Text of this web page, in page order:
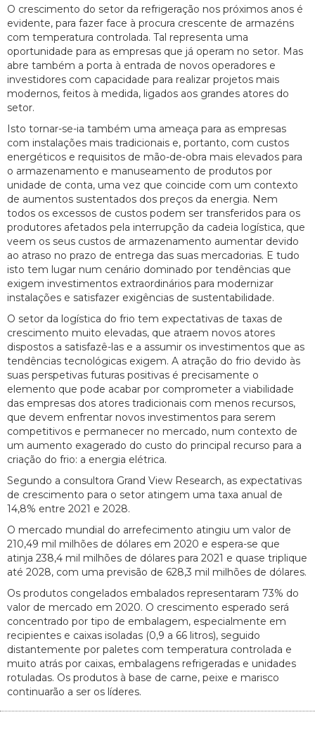
O crescimento do setor da refrigeração nos próximos anos é
evidente, para fazer face à procura crescente de armazéns
com temperatura controlada. Tal representa uma
oportunidade para as empresas que já operam no setor. Mas
abre também a porta à entrada de novos operadores e
investidores com capacidade para realizar projetos mais
modernos, feitos à medida, ligados aos grandes atores do
setor.
Isto tornar-se-ia também uma ameaça para as empresas
com instalações mais tradicionais e, portanto, com custos
energéticos e requisitos de mão-de-obra mais elevados para
o armazenamento e manuseamento de produtos por
unidade de conta, uma vez que coincide com um contexto
de aumentos sustentados dos preços da energia. Nem
todos os excessos de custos podem ser transferidos para os
produtores afetados pela interrupção da cadeia logística, que
veem os seus custos de armazenamento aumentar devido
ao atraso no prazo de entrega das suas mercadorias. E tudo
isto tem lugar num cenário dominado por tendências que
exigem investimentos extraordinários para modernizar
instalações e satisfazer exigências de sustentabilidade.
O setor da logística do frio tem expectativas de taxas de
crescimento muito elevadas, que atraem novos atores
dispostos a satisfazê-las e a assumir os investimentos que as
tendências tecnológicas exigem. A atração do frio devido às
suas perspetivas futuras positivas é precisamente o
elemento que pode acabar por comprometer a viabilidade
das empresas dos atores tradicionais com menos recursos,
que devem enfrentar novos investimentos para serem
competitivos e permanecer no mercado, num contexto de
um aumento exagerado do custo do principal recurso para a
criação do frio: a energia elétrica.
Segundo a consultora Grand View Research, as expectativas
de crescimento para o setor atingem uma taxa anual de
14,8% entre 2021 e 2028.
O mercado mundial do arrefecimento atingiu um valor de
210,49 mil milhões de dólares em 2020 e espera-se que
atinja 238,4 mil milhões de dólares para 2021 e quase triplique
até 2028, com uma previsão de 628,3 mil milhões de dólares.
Os produtos congelados embalados representaram 73% do
valor de mercado em 2020. O crescimento esperado será
concentrado por tipo de embalagem, especialmente em
recipientes e caixas isoladas (0,9 a 66 litros), seguido
distantemente por paletes com temperatura controlada e
muito atrás por caixas, embalagens refrigeradas e unidades
rotuladas. Os produtos à base de carne, peixe e marisco
continuarão a ser os líderes.